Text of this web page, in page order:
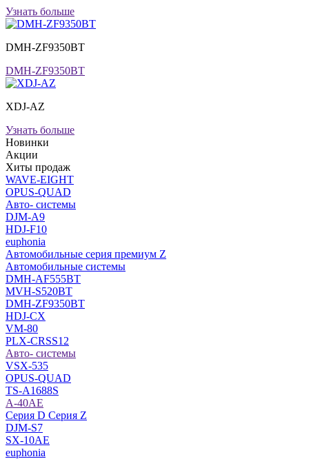
Узнать больше
DMH-ZF9350BT
DMH-ZF9350BT
XDJ-AZ
Узнать больше
Новинки
Акции
Хиты продаж
WAVE-EIGHT
OPUS-QUAD
Авто- системы
DJM-A9
HDJ-F10
euphonia
Автомобильные cерия премиум Z
Автомобильные системы
DMH-AF555BT
MVH-S520BT
DMH-ZF9350BT
HDJ-CX
VM-80
PLX-CRSS12
Авто- системы
VSX-535
OPUS-QUAD
TS-A1688S
A-40AE
Серия D Серия Z
DJM-S7
SX-10AE
euphonia